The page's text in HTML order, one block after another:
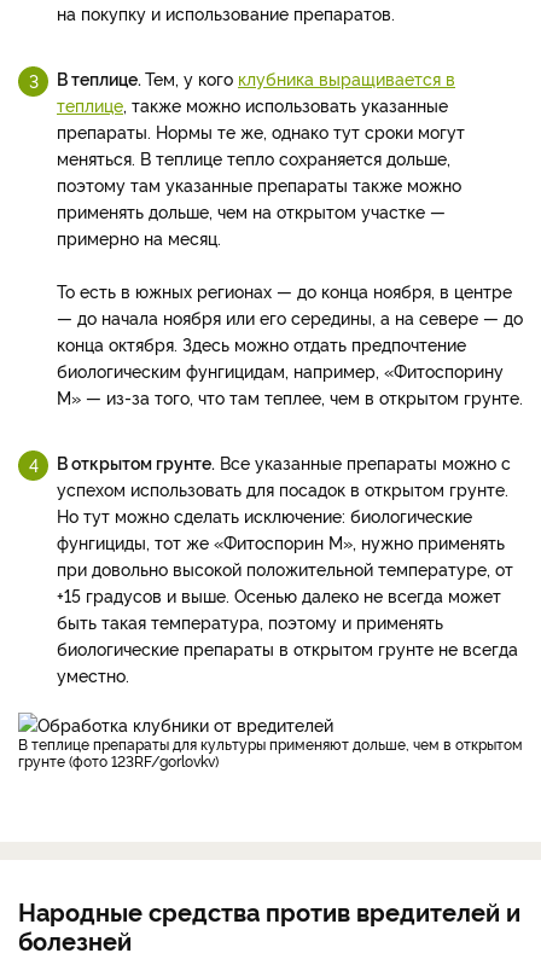
на покупку и использование препаратов.
В теплице. Тем, у кого клубника выращивается в
теплице, также можно использовать указанные
препараты. Нормы те же, однако тут сроки могут
меняться. В теплице тепло сохраняется дольше,
поэтому там указанные препараты также можно
применять дольше, чем на открытом участке —
примерно на месяц.
То есть в южных регионах — до конца ноября, в центре
— до начала ноября или его середины, а на севере — до
конца октября. Здесь можно отдать предпочтение
биологическим фунгицидам, например, «Фитоспорину
М» — из-за того, что там теплее, чем в открытом грунте.
В открытом грунте. Все указанные препараты можно с
успехом использовать для посадок в открытом грунте.
Но тут можно сделать исключение: биологические
фунгициды, тот же «Фитоспорин М», нужно применять
при довольно высокой положительной температуре, от
+15 градусов и выше. Осенью далеко не всегда может
быть такая температура, поэтому и применять
биологические препараты в открытом грунте не всегда
уместно.
В теплице препараты для культуры применяют дольше, чем в открытом
грунте (фото 123RF/gorlovkv)
Народные средства против вредителей и
болезней